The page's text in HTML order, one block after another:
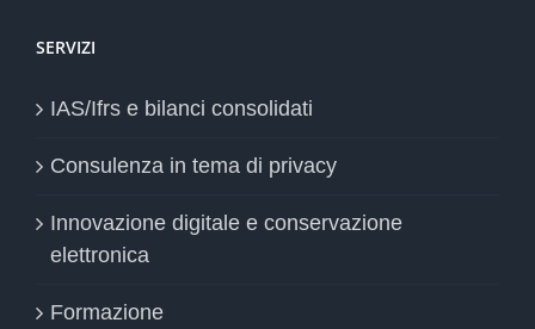
SERVIZI
IAS/Ifrs e bilanci consolidati
Consulenza in tema di privacy
Innovazione digitale e conservazione
elettronica
Formazione